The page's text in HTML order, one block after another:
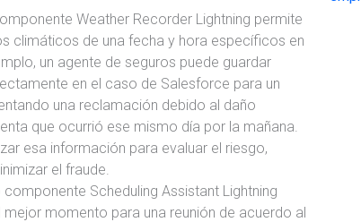
Weather Recorder Lightning permite
climáticos de una fecha y hora específicos en
un agente de seguros puede guardar
en el caso de Salesforce para un
una reclamación debido al daño
que ocurrió ese mismo día por la mañana.
esa información para evaluar el riesgo,
el fraude.
componente Scheduling Assistant Lightning
momento para una reunión de acuerdo al